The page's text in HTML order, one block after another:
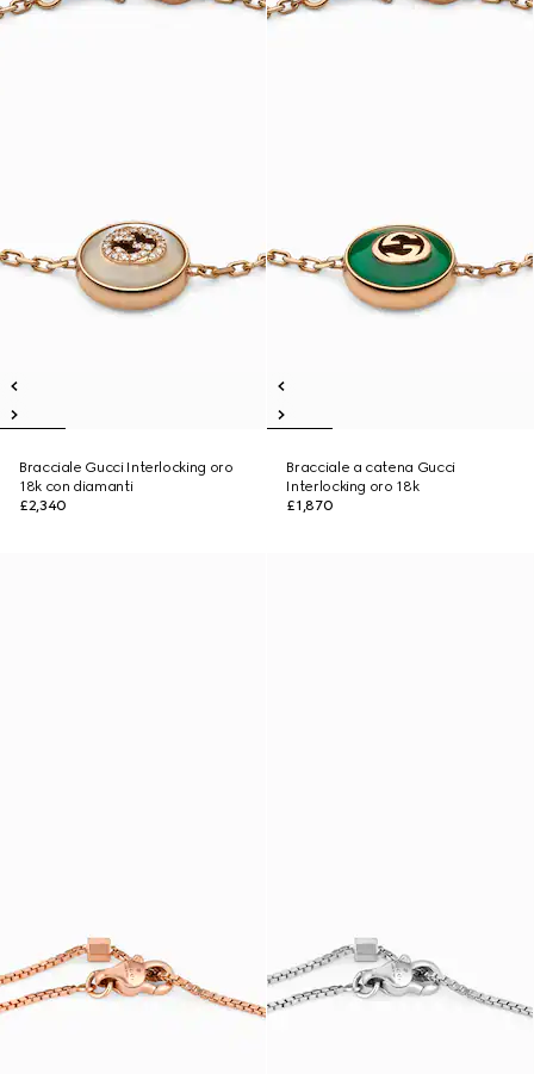
Bracciale Gucci Interlocking oro
18k con diamanti
£2,340
Bracciale a catena Gucci
Interlocking oro 18k
£1,870